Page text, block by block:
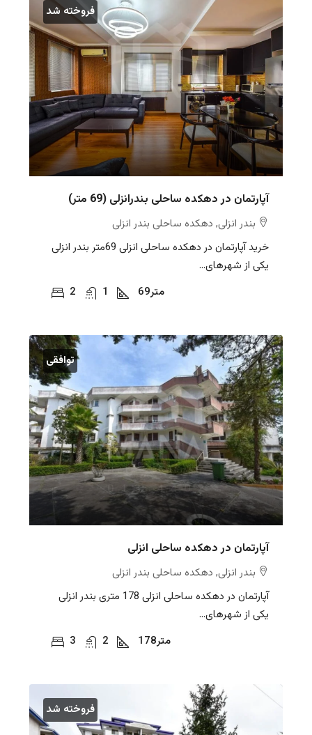
فروخته شد
آپارتمان در دهکده ساحلی بندرانزلی (69 متر)
بندر انزلی, دهکده ساحلی بندر انزلی
خرید آپارتمان در دهکده ساحلی انزلی 69متر بندر انزلی
یکی از شهرهای...
2
1 69متر
توافقی
آپارتمان در دهکده ساحلی انزلی
بندر انزلی, دهکده ساحلی بندر انزلی
آپارتمان در دهکده ساحلی انزلی 178 متری بندر انزلی
یکی از شهرهای...
3
2 178متر
فروخته شد